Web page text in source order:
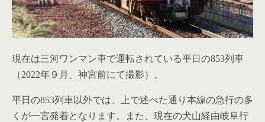
現在は三河ワンマン車で運転されている平日の853列車
（2022年９月、神宮前にて撮影）。
平日の853列車以外では、上で述べた通り本線の急行の多
くが一宮発着となります。また、現在の犬山経由岐阜行